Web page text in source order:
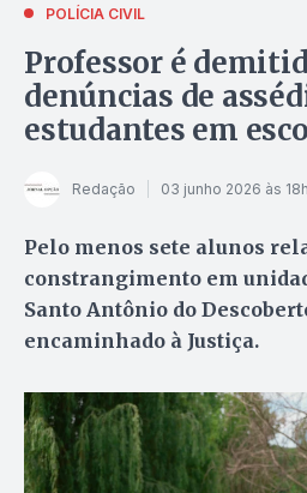
POLÍCIA CIVIL
Professor é
denúncias de
estudantes em
Redação 03 junho 2026 às
Pelo menos sete alunos
constrangimento em
Santo Antônio do
encaminhado à Justiça.